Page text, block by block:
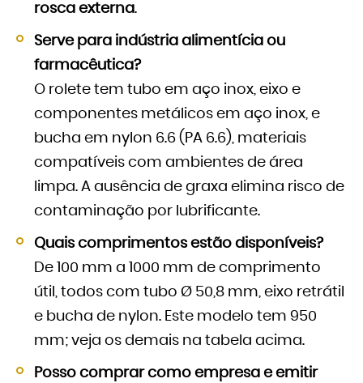
rosca externa.
Serve para indústria alimentícia ou
farmacêutica?
O rolete tem tubo em aço inox, eixo e
componentes metálicos em aço inox, e
bucha em nylon 6.6 (PA 6.6), materiais
compatíveis com ambientes de área
limpa. A ausência de graxa elimina risco de
contaminação por lubrificante.
Quais comprimentos estão disponíveis?
De 100 mm a 1000 mm de comprimento
útil, todos com tubo Ø 50,8 mm, eixo retrátil
e bucha de nylon. Este modelo tem 950
mm; veja os demais na tabela acima.
Posso comprar como empresa e emitir